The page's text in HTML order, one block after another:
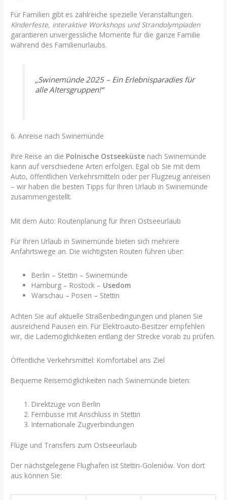
Für Familien gibt es zahlreiche spezielle Veranstaltungen.
Kinderfeste, interaktive Workshops und Strandolympiaden
garantieren unvergessliche Momente für die ganze Familie
während des Familienurlaubs.
„Swinemünde 2025 – Ein Erlebnisparadies für
alle Altersgruppen!“
6. Anreise nach Swinemünde
Ihre Reise an die Polnische Ostseeküste nach Swinemünde
kann auf verschiedene Arten erfolgen. Egal ob Sie mit dem
Auto, öffentlichen Verkehrsmitteln oder per Flugzeug anreisen
– wir haben die besten Tipps für Ihren Urlaub in Swinemünde
zusammengestellt.
Mit dem Auto: Routenplanung für Ihren Ostseeurlaub
Für Ihren Urlaub in Swinemünde bieten sich mehrere
Anfahrtswege an. Die wichtigsten Routen führen über:
Berlin – Stettin – Swinemünde
Hamburg – Rostock – Usedom
Warschau – Posen – Stettin
Achten Sie auf aktuelle Straßenbedingungen und planen Sie
ausreichend Pausen ein. Für Elektroauto-Besitzer empfehlen
wir, die Lademöglichkeiten entlang der Strecke vorab zu prüfen.
Öffentliche Verkehrsmittel: Komfortabel ans Ziel
Bequeme Reisemöglichkeiten nach Swinemünde bieten:
Direktzüge von Berlin
Fernbusse mit Anschluss in Stettin
Internationale Zugverbindungen
Flüge und Transfers zum Ostseeurlaub
Der nächstgelegene Flughafen ist Stettin-Goleniów. Von dort
aus können Sie: